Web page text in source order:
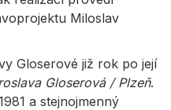
Miloslav
Gloserové již rok po její
Gloserová / Plzeň.
a stejnojmenný